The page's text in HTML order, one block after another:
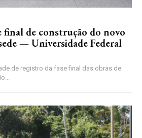
final de construção do novo
— Universidade Federal
de registro da fase final das obras de